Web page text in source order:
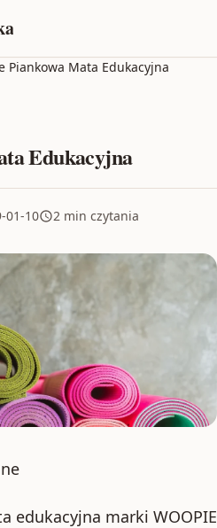
Piankowa Mata Edukacyjna
Edukacyjna
01-10 2 min czytania
edukacyjna marki WOOPIE